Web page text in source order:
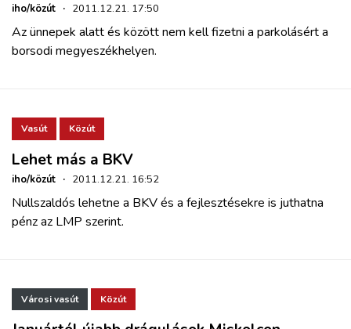
iho/közút · 2011.12.21. 17:50
Az ünnepek alatt és között nem kell fizetni a parkolásért a
borsodi megyeszékhelyen.
Vasút Közút
Lehet más a BKV
iho/közút · 2011.12.21. 16:52
Nullszaldós lehetne a BKV és a fejlesztésekre is juthatna
pénz az LMP szerint.
Városi vasút Közút